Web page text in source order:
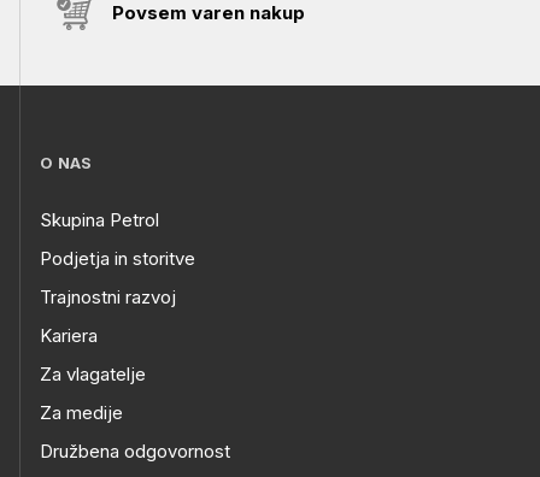
Povsem varen nakup
O NAS
Skupina Petrol
Podjetja in storitve
Trajnostni razvoj
Kariera
Za vlagatelje
Za medije
Družbena odgovornost